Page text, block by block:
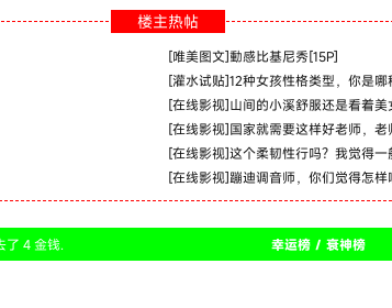
楼主热帖
動感比基尼秀[15P]
[唯美图文]
12种女孩性格类型，你是哪
[灌水试贴]
山间的小溪舒服还是看着美
[在线影视]
国家就需要这样好老师，老
[在线影视]
这个柔韧性行吗？我觉得一
[在线影视]
蹦迪调音师，你们觉得怎样
[在线影视]
了 4 金钱. 幸运榜 / 衰神榜